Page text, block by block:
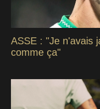
ASSE : "Je n'avais
comme ça"